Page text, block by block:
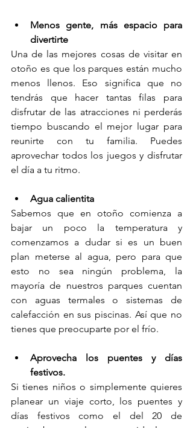
Menos gente, más espacio para
divertirte
Una de las mejores cosas de visitar en
otoño es que los parques están mucho
menos llenos. Eso significa que no
tendrás que hacer tantas filas para
disfrutar de las atracciones ni perderás
tiempo buscando el mejor lugar para
reunirte con tu familia. Puedes
aprovechar todos los juegos y disfrutar
el día a tu ritmo.
Agua calientita
Sabemos que en otoño comienza a
bajar un poco la temperatura y
comenzamos a dudar si es un buen
plan meterse al agua, pero para que
esto no sea ningún problema, la
mayoría de nuestros parques cuentan
con aguas termales o sistemas de
calefacción en sus piscinas. Así que no
tienes que preocuparte por el frío.
Aprovecha los puentes y días
festivos.
Si tienes niños o simplemente quieres
planear un viaje corto, los puentes y
días festivos como el del 20 de